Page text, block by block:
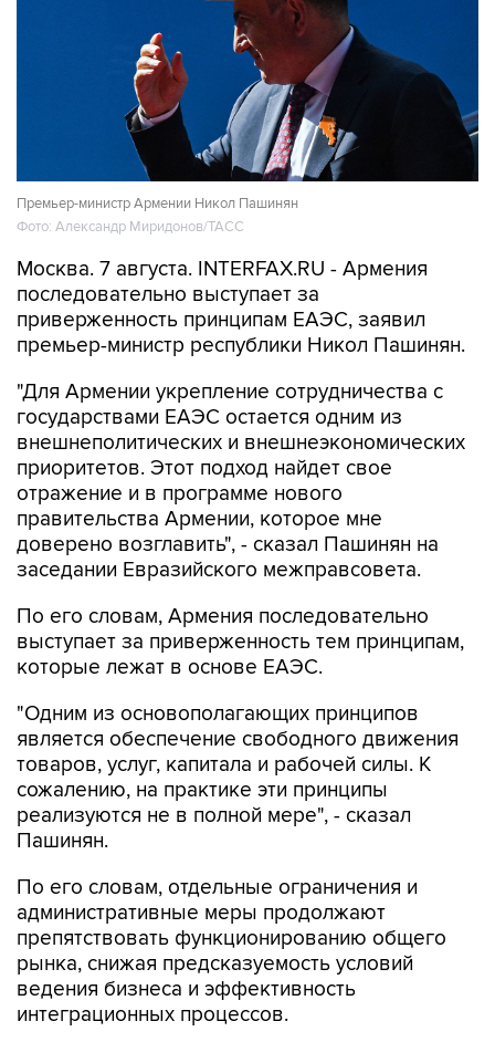
Премьер-министр Армении Никол Пашинян
Фото: Александр Миридонов/ТАСС
Москва. 7 августа. INTERFAX.RU - Армения
последовательно выступает за
приверженность принципам ЕАЭС, заявил
премьер-министр республики Никол Пашинян.
"Для Армении укрепление сотрудничества с
государствами ЕАЭС остается одним из
внешнеполитических и внешнеэкономических
приоритетов. Этот подход найдет свое
отражение и в программе нового
правительства Армении, которое мне
доверено возглавить", - сказал Пашинян на
заседании Евразийского межправсовета.
По его словам, Армения последовательно
выступает за приверженность тем принципам,
которые лежат в основе ЕАЭС.
"Одним из основополагающих принципов
является обеспечение свободного движения
товаров, услуг, капитала и рабочей силы. К
сожалению, на практике эти принципы
реализуются не в полной мере", - сказал
Пашинян.
По его словам, отдельные ограничения и
административные меры продолжают
препятствовать функционированию общего
рынка, снижая предсказуемость условий
ведения бизнеса и эффективность
интеграционных процессов.